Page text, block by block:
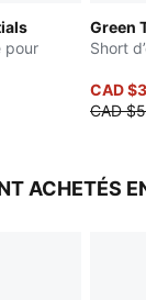
pour
Green
Short
CAD
CAD
ACHETÉS